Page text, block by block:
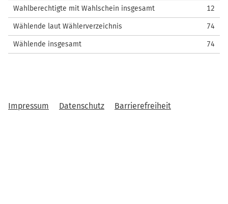
Wahlberechtigte mit Wahlschein insgesamt 12
Wählende laut Wählerverzeichnis 74
Wählende insgesamt 74
Impressum Datenschutz Barrierefreiheit